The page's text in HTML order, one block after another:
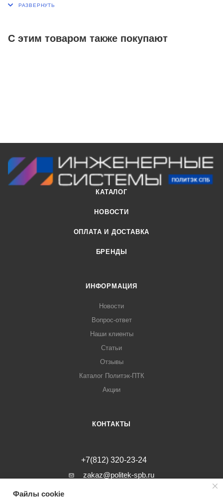
(кратковременная - 95ºС). Срок службы - не менее 50 лет.
С этим товаром также покупают
КАТАЛОГ
НОВОСТИ
ОПЛАТА И ДОСТАВКА
БРЕНДЫ
ИНФОРМАЦИЯ
Новости
Вопрос-ответ
Наши клиенты
Статьи
Отзывы
Каталог Политэк-ПТК
Акции
КОНТАКТЫ
+7(812) 320-23-24
zakaz@politek-spb.ru
г. Санкт-Петербург, Минеральная ул, д.
Файлы cookie